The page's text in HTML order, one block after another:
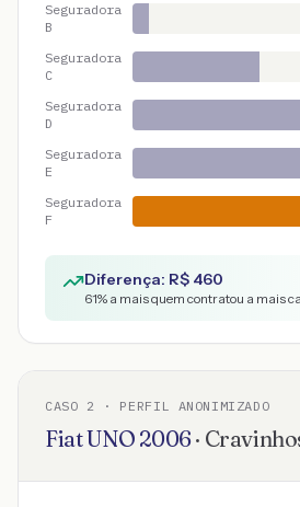
Seguradora
B
Seguradora
C
Seguradora
D
Seguradora
E
Seguradora
F
Diferença: R$ 460
61% a mais quem contratou a mais
CASO 2 · PERFIL ANONIMIZADO
FiatUNO 2006·